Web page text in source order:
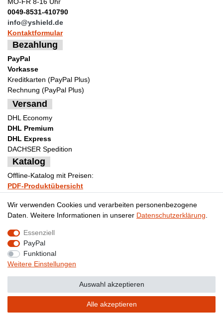
0049-8531-410790
info@yshield.de
Kontaktformular
Bezahlung
PayPal
Vorkasse
Kreditkarten (PayPal Plus)
Rechnung (PayPal Plus)
Versand
DHL Economy
DHL Premium
DHL Express
DACHSER Spedition
Katalog
Offline-Katalog mit Preisen:
PDF-Produktübersicht
Impressum
Widerrufs­recht
Wir verwenden Cookies und verarbeiten personenbezogene
Daten. Weitere Informationen in unserer Daten­schutz­erklärung
Essenziell
PayPal
Funktional
Weitere Einstellungen
Alle akzeptieren
Auswahl akzeptieren